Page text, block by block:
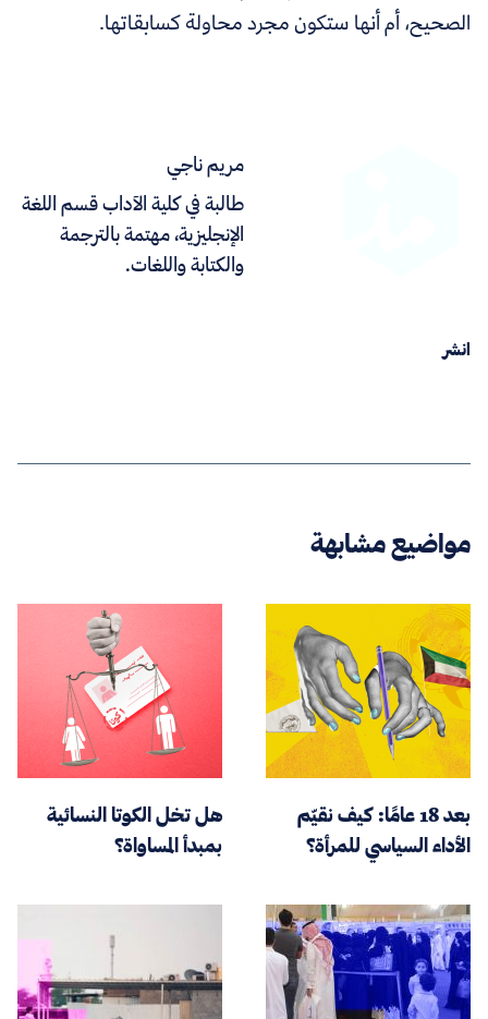
مريم ناجي
طالبة في كلية الآداب قسم اللغة
الإنجليزية، مهتمة بالترجمة
والكتابة واللغات.
انشر
الصحيح، أم أنها ستكون مجرد محاولة كسابقاتها.
مواضيع مشابهة
بعد 18 عامًا: كيف نقيّم
الأداء السياسي للمرأة؟
هل تخل الكوتا النسائية
بمبدأ المساواة؟